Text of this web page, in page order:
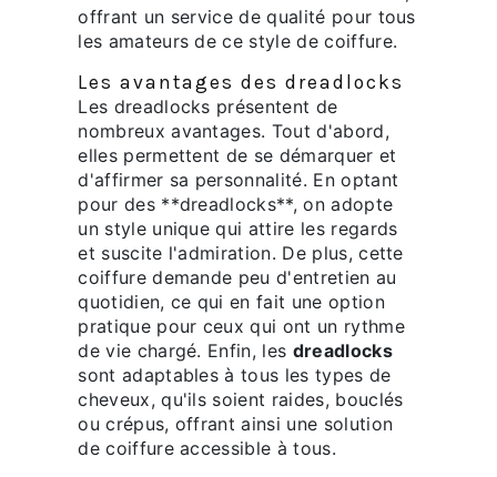
offrant un service de qualité pour tous
les amateurs de ce style de coiffure.
Les avantages des dreadlocks
Les dreadlocks présentent de
nombreux avantages. Tout d'abord,
elles permettent de se démarquer et
d'affirmer sa personnalité. En optant
pour des **dreadlocks**, on adopte
un style unique qui attire les regards
et suscite l'admiration. De plus, cette
coiffure demande peu d'entretien au
quotidien, ce qui en fait une option
pratique pour ceux qui ont un rythme
de vie chargé. Enfin, les dreadlocks
sont adaptables à tous les types de
cheveux, qu'ils soient raides, bouclés
ou crépus, offrant ainsi une solution
de coiffure accessible à tous.